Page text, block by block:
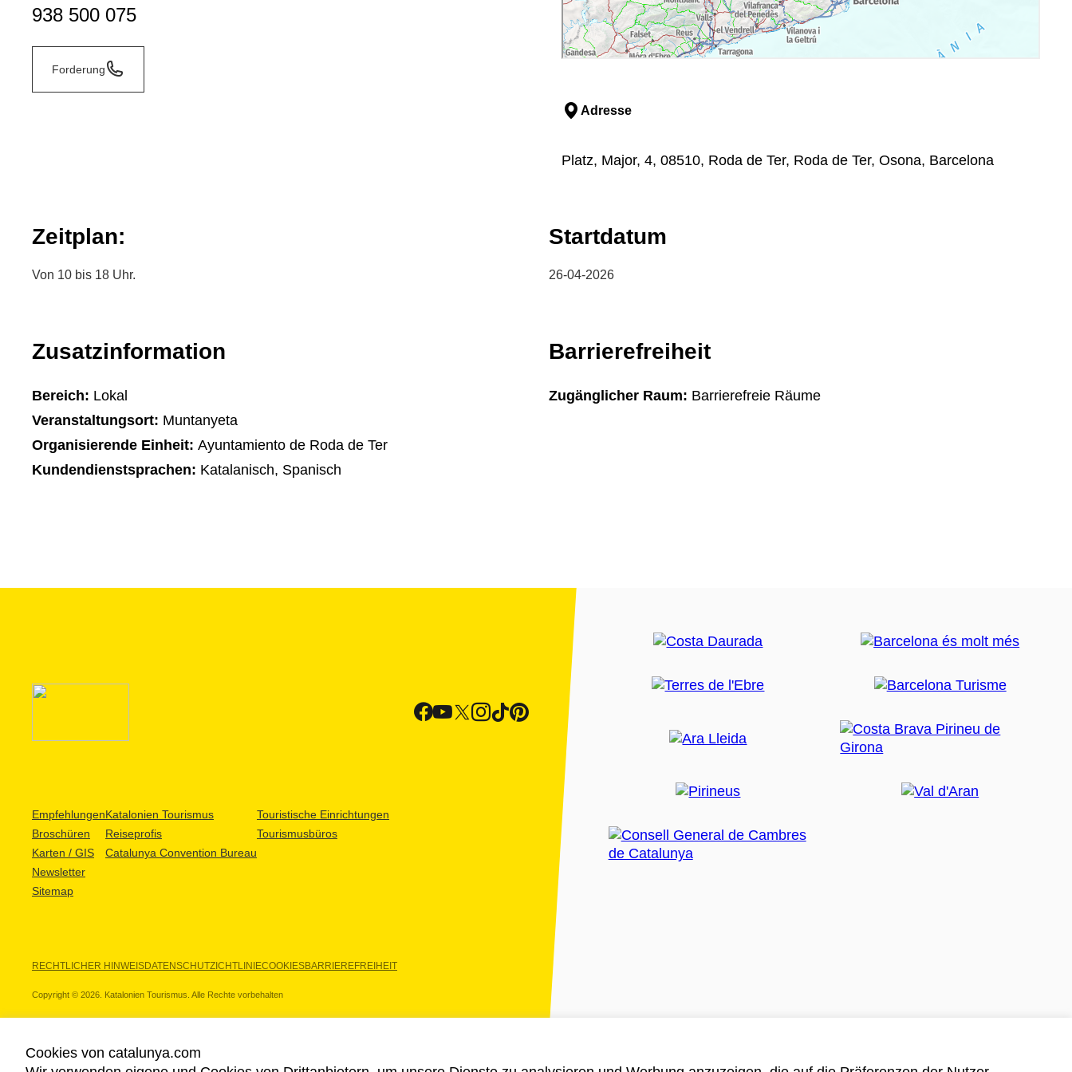
938 500 075
Forderung
Adresse
Platz, Major, 4, 08510, Roda de Ter, Roda de Ter, Osona, Barcelona
Zeitplan:
Von 10 bis 18 Uhr.
Startdatum
26-04-2026
Zusatzinformation
Bereich: Lokal
Veranstaltungsort: Muntanyeta
Organisierende Einheit: Ayuntamiento de Roda de Ter
Kundendienstsprachen: Katalanisch, Spanisch
Barrierefreiheit
Zugänglicher Raum: Barrierefreie Räume
Empfehlungen
Broschüren
Karten / GIS
Newsletter
Sitemap
Katalonien Tourismus
Reiseprofis
Catalunya Convention Bureau
Touristische Einrichtungen
Tourismusbüros
RECHTLICHER HINWEISDATENSCHUTZICHTLINIECOOKIESBARRIEREFREIHEIT
Copyright © 2026. Katalonien Tourismus. Alle Rechte vorbehalten
Cookies von catalunya.com